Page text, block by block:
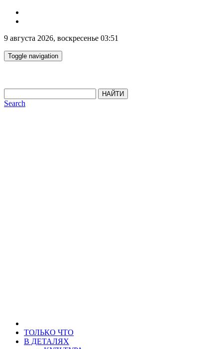
9 августа 2026, воскресенье 03:51
Toggle navigation
НАЙТИ
Search
ТОЛЬКО ЧТО
В ДЕТАЛЯХ